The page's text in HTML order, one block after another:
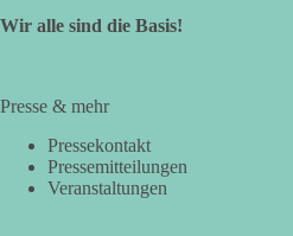
Wir alle sind die Basis!
Presse & mehr
Pressekontakt
Pressemitteilungen
Veranstaltungen